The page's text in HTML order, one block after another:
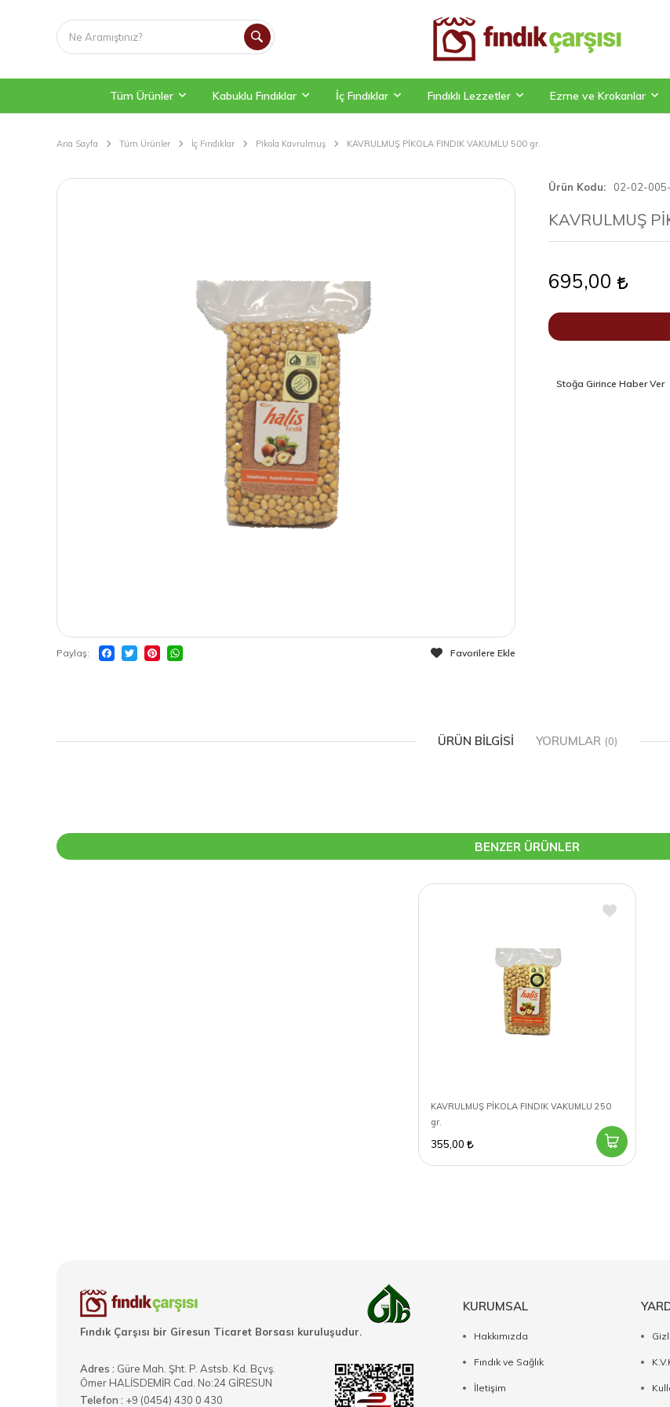
Tüm Ürünler Kabuklu Fındıklar İç Fındıklar Fındıklı Lezzetler Ezme ve Krokanlar
Ana Sayfa Tüm Ürünler İç Fındıklar Pikola Kavrulmuş KAVRULMUŞ PİKOLA FINDIK VAKUMLU 500 gr.
Paylaş Favorilere Ekle
Ürün Kodu 02-02-
KAVRULMUŞ
695,00
Stoğa Girince Haber Ver
ÜRÜN BILGISI YORUMLAR (0)
BENZER ÜRÜNLER
KAVRULMUŞ PİKOLA FINDIK VAKUMLU 250
gr.
355,00
Fındık Çarşısı bir Giresun Ticaret Borsası kuruluşudur.
Adres : Güre Mah. Şht. P. Astsb. Kd. Bçvş.
Ömer HALİSDEMİR Cad. No:24 GİRESUN
Telefon : +9 (0454) 430 0 430
KURUMSAL
Hakkımızda
Fındık ve Sağlık
İletişim